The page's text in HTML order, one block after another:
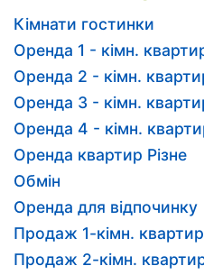
Кімнати гостинки
Оренда 1 - кімн.
Оренда 2 - кімн.
Оренда 3 - кімн.
Оренда 4 - кімн.
Оренда квартир Різне
Обмін
Оренда для відпочинку
Продаж 1-кімн. квартир
Продаж 2-кімн.